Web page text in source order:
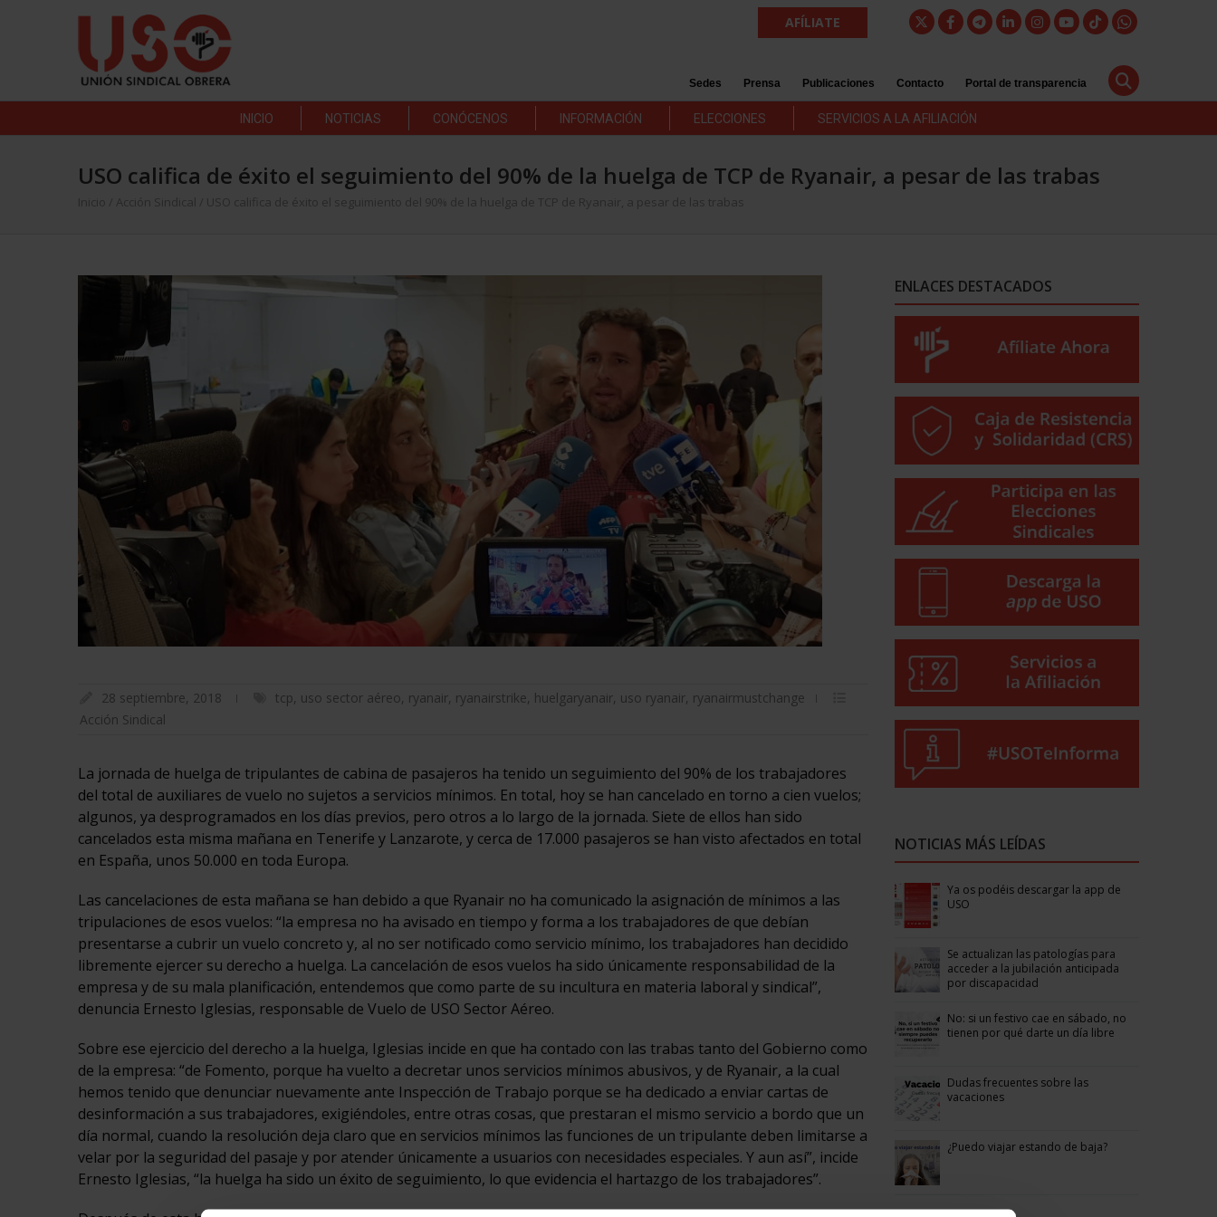
AFÍLIATE
Sedes Prensa Publicaciones Contacto Portal de transparencia
INICIO NOTICIAS CONÓCENOS INFORMACIÓN ELECCIONES SERVICIOS A LA AFILIACIÓN
USO califica de éxito el seguimiento del 90% de la huelga de TCP de Ryanair, a pesar de las trabas
Inicio Acción Sindical USO califica de éxito el seguimiento del 90% de la huelga de TCP de Ryanair, a pesar de las trabas
28 septiembre, 2018 tcp, uso sector aéreo, ryanair, ryanairstrike, huelgaryanair, uso ryanair, ryanairmustchange
Acción Sindical
La jornada de huelga de tripulantes de cabina de pasajeros ha tenido un seguimiento del 90% de los trabajadores
del total de auxiliares de vuelo no sujetos a servicios mínimos. En total, hoy se han cancelado en torno a cien vuelos;
algunos, ya desprogramados en los días previos, pero otros a lo largo de la jornada. Siete de ellos han sido
cancelados esta misma mañana en Tenerife y Lanzarote, y cerca de 17.000 pasajeros se han visto afectados en total
en España, unos 50.000 en toda Europa.
Las cancelaciones de esta mañana se han debido a que Ryanair no ha comunicado la asignación de mínimos a las
tripulaciones de esos vuelos: “la empresa no ha avisado en tiempo y forma a los trabajadores de que debían
presentarse a cubrir un vuelo concreto y, al no ser notificado como servicio mínimo, los trabajadores han decidido
libremente ejercer su derecho a huelga. La cancelación de esos vuelos ha sido únicamente responsabilidad de la
empresa y de su mala planificación, entendemos que como parte de su incultura en materia laboral y sindical”,
denuncia Ernesto Iglesias, responsable de Vuelo de USO Sector Aéreo.
Sobre ese ejercicio del derecho a la huelga, Iglesias incide en que ha contado con las trabas tanto del Gobierno como
de la empresa: “de Fomento, porque ha vuelto a decretar unos servicios mínimos abusivos, y de Ryanair, a la cual
hemos tenido que denunciar nuevamente ante Inspección de Trabajo porque se ha dedicado a enviar cartas de
desinformación a sus trabajadores, exigiéndoles, entre otras cosas, que prestaran el mismo servicio a bordo que un
día normal, cuando la resolución deja claro que en servicios mínimos las funciones de un tripulante deben limitarse a
velar por la seguridad del pasaje y por atender únicamente a usuarios con necesidades especiales. Y aun así”, incide
Ernesto Iglesias, “la huelga ha sido un éxito de seguimiento, lo que evidencia el hartazgo de los trabajadores”.
ENLACES DESTACADOS
NOTICIAS MÁS LEÍDAS
Ya os podéis descargar la app de
USO
Se actualizan las patologías para
acceder a la jubilación anticipada
por discapacidad
No: si un festivo cae en sábado, no
tienen por qué darte un día libre
Dudas frecuentes sobre las
vacaciones
¿Puedo viajar estando de baja?